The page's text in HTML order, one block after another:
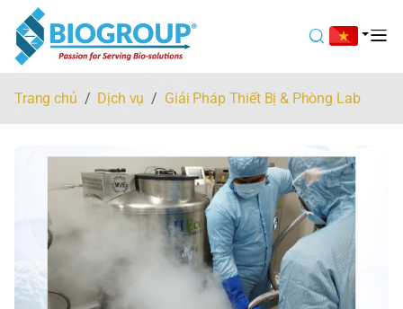
Trang chủ Dịch vụ Giải Pháp Thiết Bị & Phòng Lab